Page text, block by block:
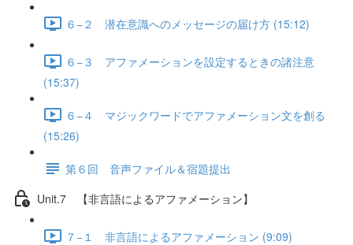
６−２ 潜在意識へのメッセージの届け方 (15:12)
６−３ アファメーションを設定するときの諸注意
(15:37)
６−４ マジックワードでアファメーション文を創る
(15:26)
第６回 音声ファイル＆宿題提出
Unit.7 【非言語によるアファメーション】
７−１ 非言語によるアファメーション (9:09)